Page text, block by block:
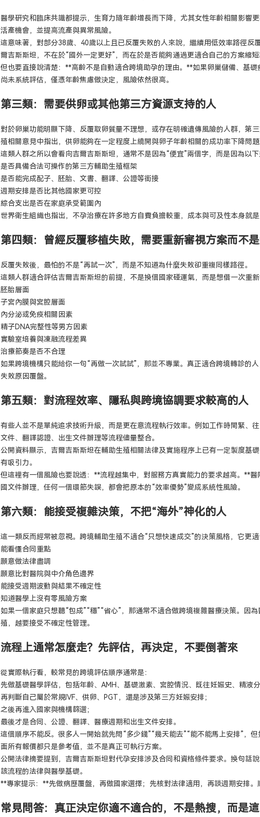
醫學研究和臨床共識都提示，生育力隨年齡增長而下降，尤其女性年齡相關影響
活產機會，並提高流產與異常風險。
這意味著，對部分38歲、40歲以上且已反覆失敗的人來說，繼續用低效率路徑反
爾吉斯斯坦，不在於“國外一定更好”，而在於是否能夠通過更適合自己的方案縮短
但也要直接說清楚：**高齡不是自動適合跨境助孕的理由。**如果卵巢儲備、基
尚未系統評估，僅憑年齡焦慮做決定，風險依然很高。
第三類：需要供卵或其他第三方資源支持的人
對於卵巢功能明顯下降、反覆取卵質量不理想，或存在明確遺傳風險的人群，第
殖相關意見中指出，供卵能夠在一定程度上繞開與卵子年齡相關的成功率下降問題
這類人群之所以會看向吉爾吉斯斯坦，通常不是因為“便宜”兩個字，而是因為以下
是否具備合法可操作的第三方輔助生殖框架
是否能完成配子、胚胎、文書、翻譯、公證等銜接
週期安排是否比其他國家更可控
綜合支出是否在家庭承受範圍內
世界衛生組織也指出，不孕治療在許多地方自費負擔較重，成本與可及性本身就是
第四類：曾經反覆移植失敗，需要重新審視方案而不
反覆失敗後，最怕的不是“再試一次”，而是不知道為什麼失敗卻重複同樣路徑。
這類人群適合評估吉爾吉斯斯坦的前提，不是換個國家碰運氣，而是想借一次重新
胚胎層面
子宮內膜與宮腔層面
內分泌或免疫相關因素
精子DNA完整性等男方因素
實驗室培養與凍融流程差異
治療節奏是否不合理
如果跨境機構只能給你一句“再做一次試試”，那並不專業。真正適合跨境轉診的
失敗原因覆盤。
第五類：對流程效率、隱私與跨境協調要求較高的人
有些人並不是單純追求技術升級，而是更在意流程執行效率。例如工作時間緊、
文件、翻譯認證、出生文件辦理等流程儘量整合。
公開資料顯示，吉爾吉斯斯坦在輔助生殖相關法律及實施程序上已有一定製度基
有吸引力。
但這裡有一個風險也要說透：**流程越集中，對服務方真實能力的要求越高。**
國文件辦理，任何一個環節失誤，都會把原本的“效率優勢”變成系統性風險。
第六類：能接受複雜決策，不把“海外”神化的人
這一類反而經常被忽視。跨境輔助生殖不適合“只想快速成交”的決策風格，它更適
能看懂合同重點
願意做法律盡調
願意比對醫院與中介角色邊界
能接受週期波動與結果不確定性
知道醫學上沒有零風險方案
如果一個家庭只想聽“包成”“穩”“省心”，那通常不適合做跨境複雜醫療決策。因
殖，越要接受不確定性管理。
流程上通常怎麼走？先評估，再決定，不要倒著來
從實際執行看，較常見的跨境評估順序通常是：
先做基礎醫學評估，包括年齡、AMH、基礎激素、宮腔情況、既往妊娠史、精液分
再判斷自己屬於常規IVF、供卵、PGT，還是涉及第三方妊娠安排；
之後再進入國家與機構篩選；
最後才是合同、公證、翻譯、醫療週期和出生文件安排。
這個順序不能反。很多人一開始就先問“多少錢”“幾天能去”“能不能馬上安排”，
面所有報價都只是參考值，並不是真正可執行方案。
公開法律摘要提到，吉爾吉斯斯坦對代孕安排涉及合同和資格條件要求。換句話
該流程的法律與醫學基礎。
**專家提示：**先做病歷覆盤，再做國家選擇；先核對法律適用，再談週期安排。
常見問答：真正決定你適不適合的，不是熱搜，而是